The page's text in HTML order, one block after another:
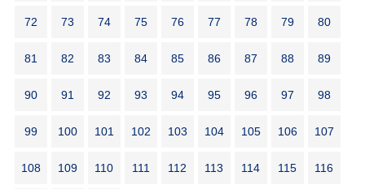
72 73 74 75 76 77 78 79 80
81 82 83 84 85 86 87 88 89
90 91 92 93 94 95 96 97 98
99 100 101 102 103 104 105 106 107
108 109 110 111 112 113 114 115 116